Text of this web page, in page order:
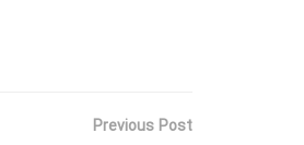
Previous Post